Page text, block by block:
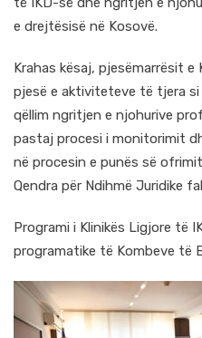
e drejtësisë në Kosovë.
Krahas kësaj, pjesëmarrësit
pjesë e aktiviteteve të tjera si
qëllim ngritjen e njohurive
pastaj procesi i monitorimit
në procesin e punës së
Qendra për Ndihmë Juridike
Programi i Klinikës Ligjore
programatike të Kombeve të